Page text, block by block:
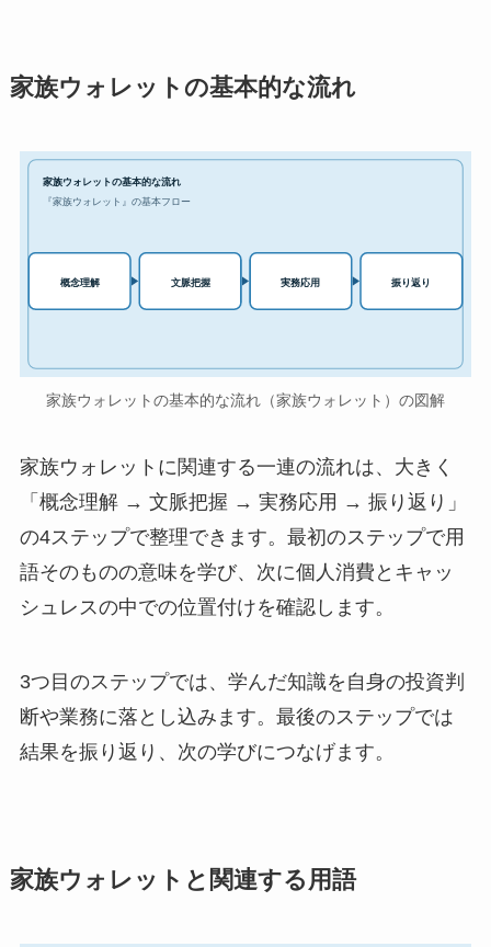
家族ウォレットの基本的な流れ
家族ウォレットの基本的な流れ
『家族ウォレット』の基本フロー
概念理解 文脈把握 実務応用 振り返り
家族ウォレットの基本的な流れ（家族ウォレット）の図解
家族ウォレットに関連する一連の流れは、大きく
「概念理解 → 文脈把握 → 実務応用 → 振り返り」
の4ステップで整理できます。最初のステップで用
語そのものの意味を学び、次に個人消費とキャッ
シュレスの中での位置付けを確認します。
3つ目のステップでは、学んだ知識を自身の投資判
断や業務に落とし込みます。最後のステップでは
結果を振り返り、次の学びにつなげます。
家族ウォレットと関連する用語